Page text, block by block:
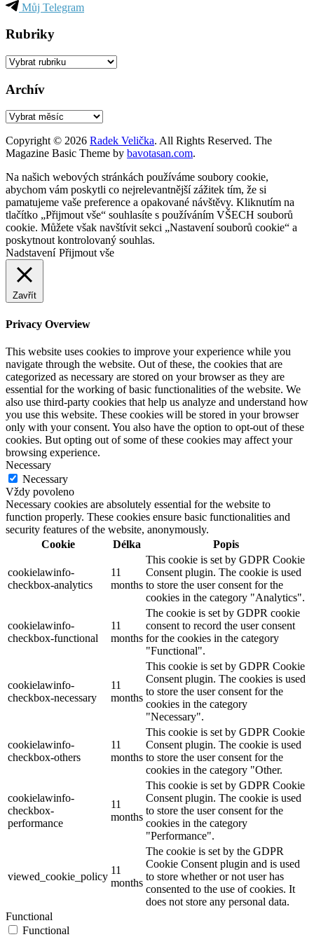
Můj Telegram
Rubriky
Rubriky
Archív
Archív
Copyright © 2026 Radek Velička. All Rights Reserved. The
Magazine Basic Theme by bavotasan.com.
Na našich webových stránkách používáme soubory cookie,
abychom vám poskytli co nejrelevantnější zážitek tím, že si
pamatujeme vaše preference a opakované návštěvy. Kliknutím na
tlačítko „Přijmout vše“ souhlasíte s používáním VŠECH souborů
cookie. Můžete však navštívit sekci „Nastavení souborů cookie“ a
poskytnout kontrolovaný souhlas.
Nadstavení Přijmout vše
Zavřít
Privacy Overview
This website uses cookies to improve your experience while you
navigate through the website. Out of these, the cookies that are
categorized as necessary are stored on your browser as they are
essential for the working of basic functionalities of the website. We
also use third-party cookies that help us analyze and understand how
you use this website. These cookies will be stored in your browser
only with your consent. You also have the option to opt-out of these
cookies. But opting out of some of these cookies may affect your
browsing experience.
Necessary
Necessary
Vždy povoleno
Necessary cookies are absolutely essential for the website to
function properly. These cookies ensure basic functionalities and
security features of the website, anonymously.
Cookie
Délka Popis
cookielawinfo-
checkbox-analytics
11
months
This cookie is set by GDPR Cookie
Consent plugin. The cookie is used
to store the user consent for the
cookies in the category "Analytics".
cookielawinfo-
checkbox-functional
11
months
The cookie is set by GDPR cookie
consent to record the user consent
for the cookies in the category
"Functional".
cookielawinfo-
checkbox-necessary
11
months
This cookie is set by GDPR Cookie
Consent plugin. The cookies is used
to store the user consent for the
cookies in the category
"Necessary".
cookielawinfo-
checkbox-others
11
months
This cookie is set by GDPR Cookie
Consent plugin. The cookie is used
to store the user consent for the
cookies in the category "Other.
cookielawinfo-
checkbox-
performance
11
months
This cookie is set by GDPR Cookie
Consent plugin. The cookie is used
to store the user consent for the
cookies in the category
"Performance".
viewed_cookie_policy
11
months
The cookie is set by the GDPR
Cookie Consent plugin and is used
to store whether or not user has
consented to the use of cookies. It
does not store any personal data.
Functional
Functional